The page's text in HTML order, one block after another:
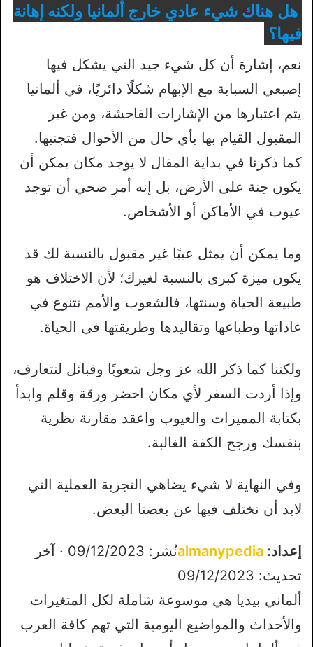
هل هناك شيء عادي خارج ألمانيا ولكنه إهانة
فيها؟
نعم، إشارة أن كل شيء جيد التي يشكل فيها
إصبعي السبابة مع الإبهام شكلًا دائريًا، في ألمانيا
يتم اعتبارها من الإشارات الفاحشة، ومن غير
المقبول القيام بها بأي حال من الأحوال فتجنبها.
كما ذكرنا في بداية المقال لا يوجد مكان يمكن أن
يكون جنة على الأرض، بل إنه أمر صحي أن توجد
عيوب في الأماكن أو الأشخاص.
وما يمكن أن يمثل عيبًا غير مقبول بالنسبة لك قد
يكون ميزة كبرى بالنسبة لغيرك؛ لأن الاختلاف هو
طبيعة الحياة وسنتها، فالشعوب والأمم تتنوع في
عاداتها وطباعها وتقاليدها وطريقتها في الحياة.
ولكننا كما ذكر الله عز وجل شعوبًا وقبائل لنتعارف،
وإذا أردت السفر لأي مكان احضر ورقة وقلم وابدأ
بكتابة المميزات والعيوب واعقد مقارنة نظرية
بنفسك ورجح الكفة الغالبة.
وفي النهاية لا شيء يضاهي التجربة العملية التي
لابد أن نختلف فيها عن بعضنا البعض.
إعداد: almanypedia
نُشر: 09/12/2023 · آخر
تحديث: 09/12/2023
ألماني بيديا هي موسوعة شاملة لكل المتغيرات
والأحداث والمواضيع اليومية التي تهم كافة العرب